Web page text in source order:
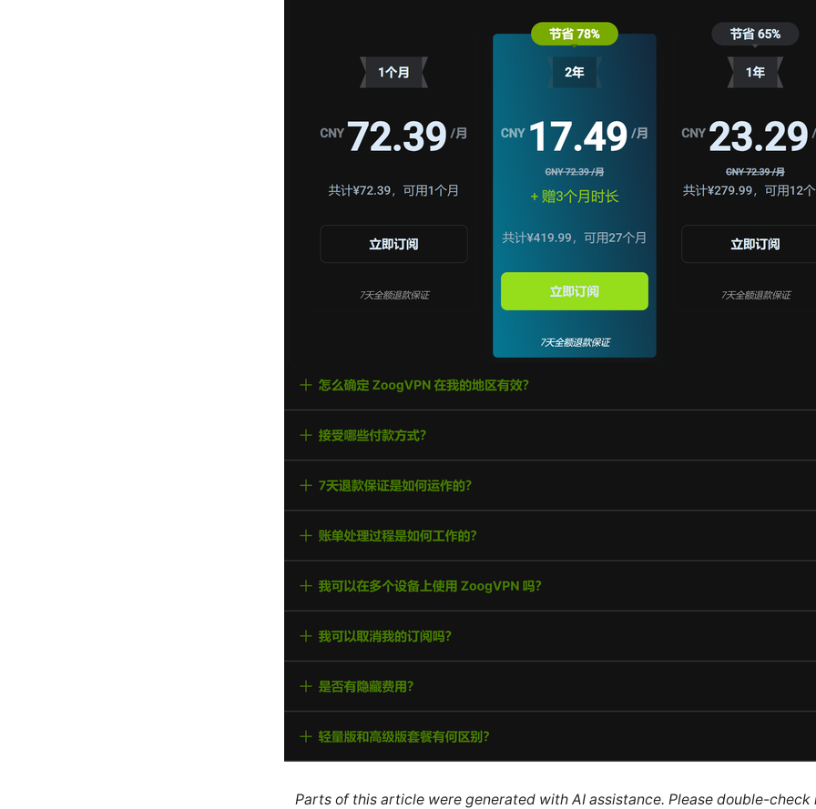
Parts of this article were generated with AI assistance. Please double-